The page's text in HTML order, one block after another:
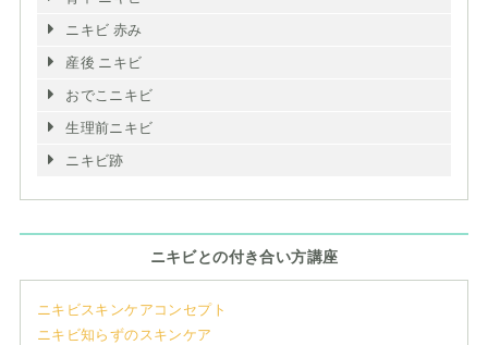
ニキビ 赤み
産後 ニキビ
おでこニキビ
生理前ニキビ
ニキビ跡
ニキビとの付き合い方講座
ニキビスキンケアコンセプト
ニキビ知らずのスキンケア